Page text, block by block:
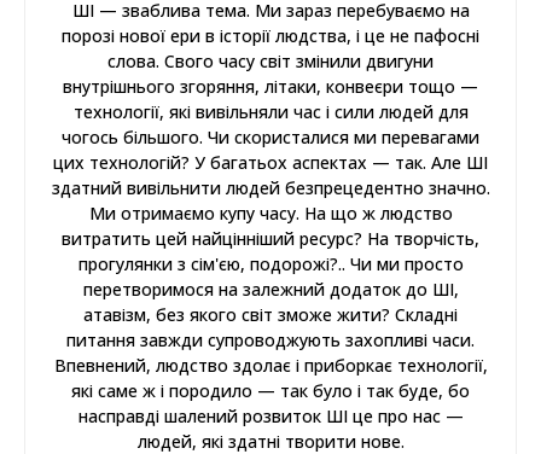
ШІ — зваблива тема. Ми зараз перебуваємо на
порозі нової ери в історії людства, і це не пафосні
слова. Свого часу світ змінили двигуни
внутрішнього згоряння, літаки, конвеєри тощо —
технології, які вивільняли час і сили людей для
чогось більшого. Чи скористалися ми перевагами
цих технологій? У багатьох аспектах — так. Але ШІ
здатний вивільнити людей безпрецедентно значно.
Ми отримаємо купу часу. На що ж людство
витратить цей найцінніший ресурс? На творчість,
прогулянки з сім'єю, подорожі?.. Чи ми просто
перетворимося на залежний додаток до ШІ,
атавізм, без якого світ зможе жити? Складні
питання завжди супроводжують захопливі часи.
Впевнений, людство здолає і приборкає технології,
які саме ж і породило — так було і так буде, бо
насправді шалений розвиток ШІ це про нас —
людей, які здатні творити нове.